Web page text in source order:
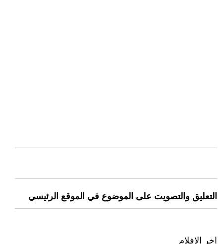
التعليق والتصويت على الموضوع في الموقع الرئيسي
اخر الافلام